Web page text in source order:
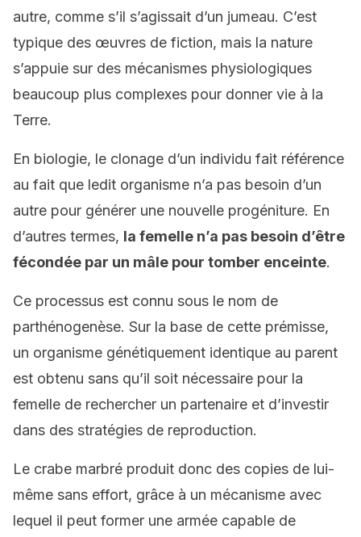
autre, comme s’il s’agissait d’un jumeau. C’est
typique des œuvres de fiction, mais la nature
s’appuie sur des mécanismes physiologiques
beaucoup plus complexes pour donner vie à la
Terre.
En biologie, le clonage d’un individu fait référence
au fait que ledit organisme n’a pas besoin d’un
autre pour générer une nouvelle progéniture. En
d’autres termes, la femelle n’a pas besoin d’être
fécondée par un mâle pour tomber enceinte.
Ce processus est connu sous le nom de
parthénogenèse. Sur la base de cette prémisse,
un organisme génétiquement identique au parent
est obtenu sans qu’il soit nécessaire pour la
femelle de rechercher un partenaire et d’investir
dans des stratégies de reproduction.
Le crabe marbré produit donc des copies de lui-
même sans effort, grâce à un mécanisme avec
lequel il peut former une armée capable de